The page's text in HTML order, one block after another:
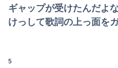
ギャップが受けたんだよ
けっして歌詞の上っ面を
5